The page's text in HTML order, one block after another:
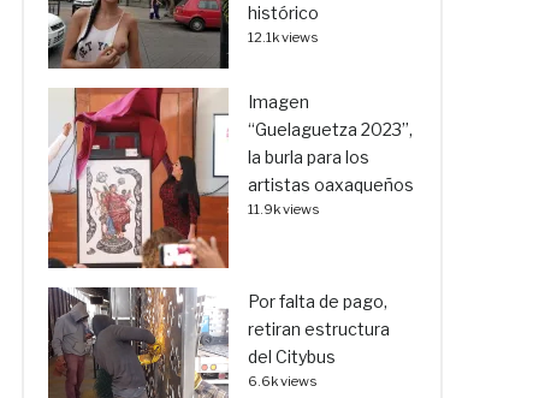
histórico
12.1k views
Imagen
“Guelaguetza 2023”,
la burla para los
artistas oaxaqueños
11.9k views
Por falta de pago,
retiran estructura
del Citybus
6.6k views